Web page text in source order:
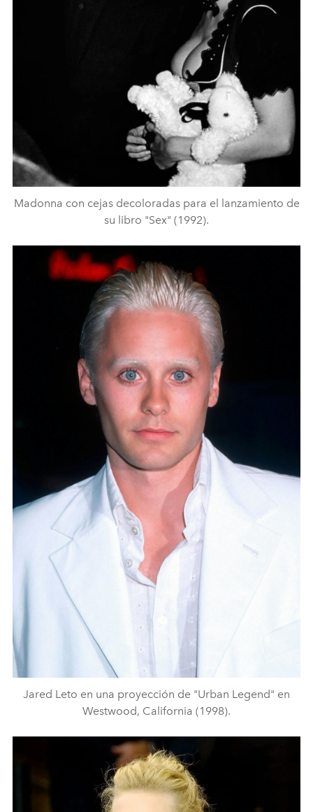
Madonna con cejas decoloradas para el lanzamiento de
su libro "Sex" (1992).
Jared Leto en una proyección de "Urban Legend" en
Westwood, California (1998).